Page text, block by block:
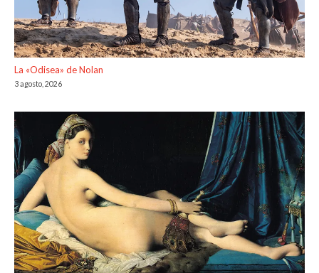
La «Odisea» de Nolan
3 agosto, 2026